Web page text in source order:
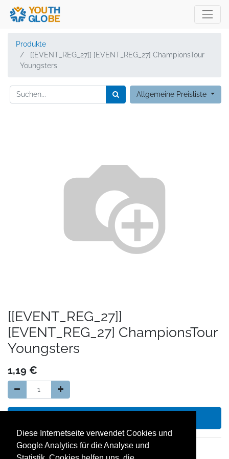
Diese Internetseite verwendet Cookies und
Google Analytics für die Analyse und
Produkte
[[EVENT_REG_27]] [EVENT_REG_27] ChampionsTour
Youngsters
Allgemeine Preisliste
[[EVENT_REG_27]]
[EVENT_REG_27] ChampionsTour
Youngsters
1,19 €
14 Tage Geld zurück Garantie